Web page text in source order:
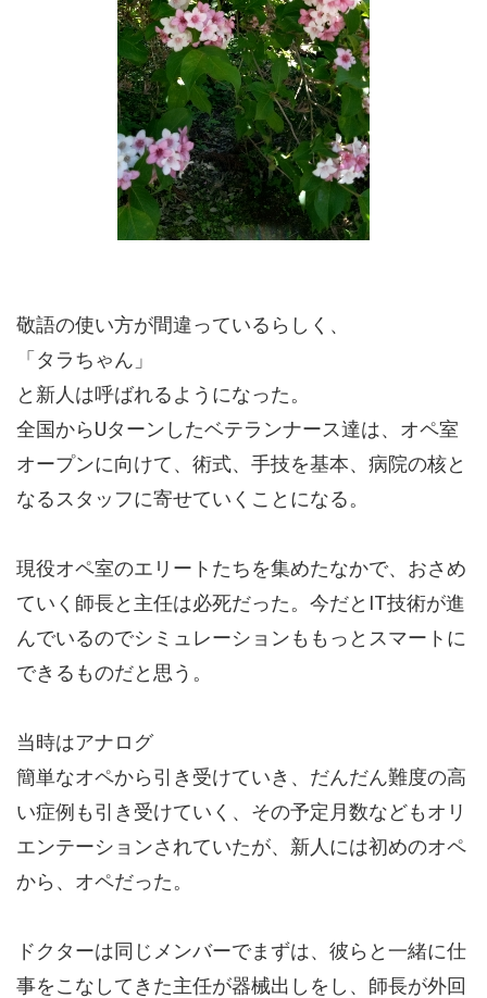
敬語の使い方が間違っているらしく、
「タラちゃん」
と新人は呼ばれるようになった。
全国からUターンしたベテランナース達は、オペ室
オープンに向けて、術式、手技を基本、病院の核と
なるスタッフに寄せていくことになる。
現役オペ室のエリートたちを集めたなかで、おさめ
ていく師長と主任は必死だった。今だとIT技術が進
んでいるのでシミュレーションももっとスマートに
できるものだと思う。
当時はアナログ
簡単なオペから引き受けていき、だんだん難度の高
い症例も引き受けていく、その予定月数などもオリ
エンテーションされていたが、新人には初めのオペ
から、オペだった。
ドクターは同じメンバーでまずは、彼らと一緒に仕
事をこなしてきた主任が器械出しをし、師長が外回